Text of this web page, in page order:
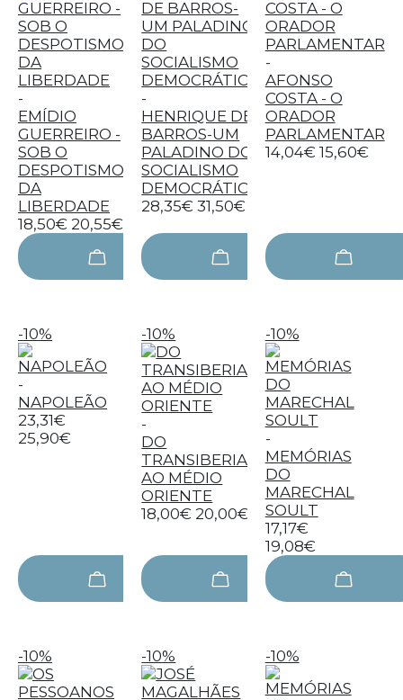
-
EMÍDIO
GUERREIRO -
SOB O
DESPOTISMO
DA
LIBERDADE
18,50€ 20,55€
-
HENRIQUE DE
BARROS-UM
PALADINO DO
SOCIALISMO
DEMOCRÁTICO
28,35€ 31,50€
-
AFONSO
COSTA - O
ORADOR
PARLAMENTAR
14,04€ 15,60€
-10%
-
NAPOLEÃO
23,31€
25,90€
-10%
-
DO
TRANSIBERIANO
AO MÉDIO
ORIENTE
18,00€ 20,00€
-10%
-
MEMÓRIAS
DO
MARECHAL
SOULT
17,17€
19,08€
-10% -10% -10%